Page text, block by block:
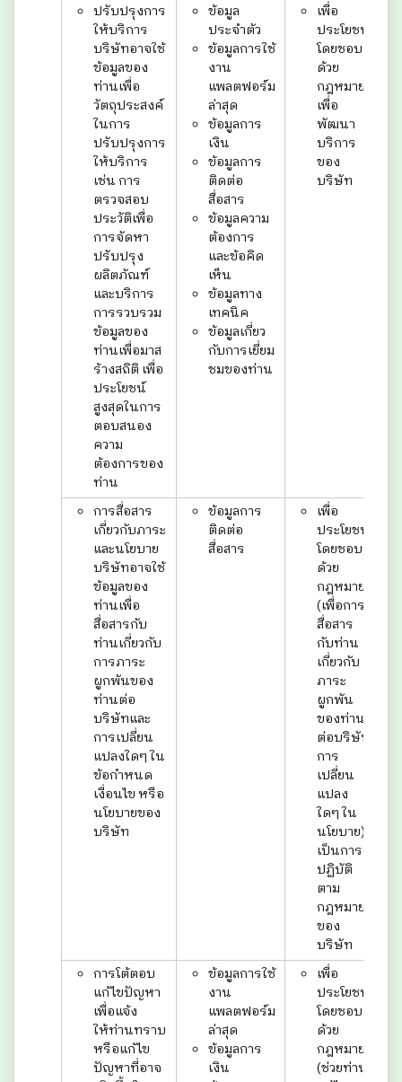
ปรับปรุงการ
ให้บริการ
บริษัทอาจใช้
ข้อมูลของ
ท่านเพื่อ
วัตถุประสงค์
ในการ
ปรับปรุงการ
ให้บริการ
เช่น การ
ตรวจสอบ
ประวัติเพื่อ
การจัดหา
ปรับปรุง
ผลิตภัณฑ์
และบริการ
การรวบรวม
ข้อมูลของ
ท่านเพื่อมาส
ร้างสถิติ เพื่อ
ประโยชน์
สูงสุดในการ
ตอบสนอง
ความ
ต้องการของ
ท่าน
ข้อมูล
ประจำตัว
ข้อมูลการใช้
งาน
แพลตฟอร์ม
ล่าสุด
ข้อมูลการ
เงิน
ข้อมูลการ
ติดต่อ
สื่อสาร
ข้อมูลความ
ต้องการ
และข้อคิด
เห็น
ข้อมูลทาง
เทคนิค
ข้อมูลเกี่ยว
กับการเยี่ยม
ชมของท่าน
เพื่อ
ประโยชน์
โดยชอบ
ด้วย
กฎหมาย
เพื่อ
พัฒนา
บริการ
ของ
บริษัท
การสื่อสาร
เกี่ยวกับภาระ
และนโยบาย
บริษัทอาจใช้
ข้อมูลของ
ท่านเพื่อ
สื่อสารกับ
ท่านเกี่ยวกับ
การภาระ
ผูกพันของ
ท่านต่อ
บริษัทและ
การเปลี่ยน
แปลงใดๆ ใน
ข้อกำหนด
เงื่อนไข หรือ
นโยบายของ
บริษัท
ข้อมูลการ
ติดต่อ
สื่อสาร
เพื่อ
ประโยชน์
โดยชอบ
ด้วย
กฎหมาย
(เพื่อการ
สื่อสาร
กับท่าน
เกี่ยวกับ
ภาระ
ผูกพัน
ของท่าน
ต่อบริษัท
การ
เปลี่ยน
แปลง
ใดๆ ใน
นโยบาย)
เป็นการ
ปฏิบัติ
ตาม
กฎหมาย
ของ
บริษัท
การโต้ตอบ
แก้ไขปัญหา
เพื่อแจ้ง
ให้ท่านทราบ
หรือแก้ไข
ปัญหาที่อาจ
ข้อมูลการใช้
งาน
แพลตฟอร์ม
ล่าสุด
ข้อมูลการ
เงิน
เพื่อ
ประโยชน์
โดยชอบ
ด้วย
กฎหมาย
(ช่วยท่าน